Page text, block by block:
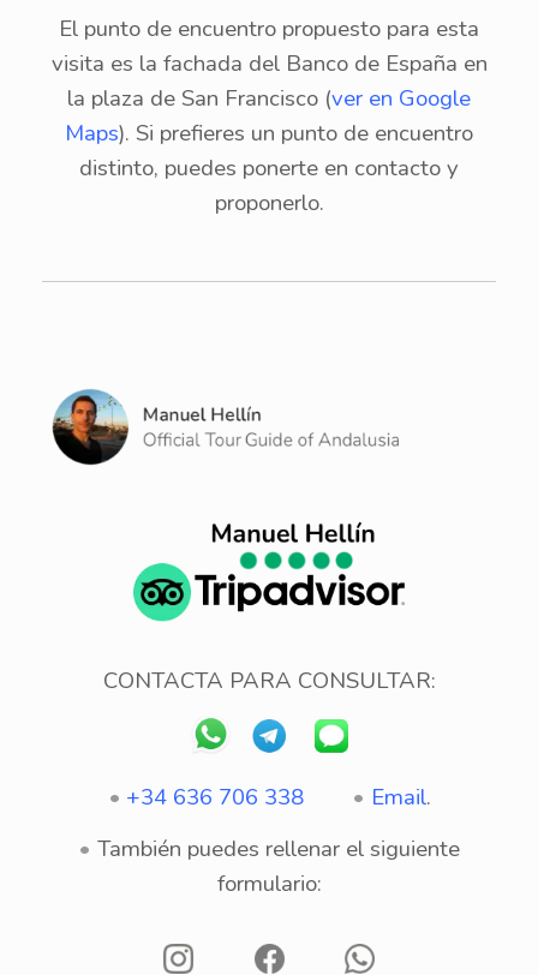
El punto de encuentro propuesto para esta
visita es la fachada del Banco de España en
la plaza de San Francisco (ver en Google
Maps). Si prefieres un punto de encuentro
distinto, puedes ponerte en contacto y
proponerlo.
CONTACTA PARA CONSULTAR:
• +34 636 706 338 • Email.
• También puedes rellenar el siguiente
formulario: